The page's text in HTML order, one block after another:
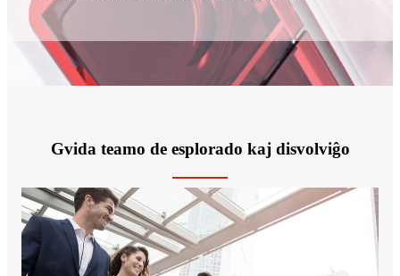
Gvida teamo de esplorado kaj disvolviĝo